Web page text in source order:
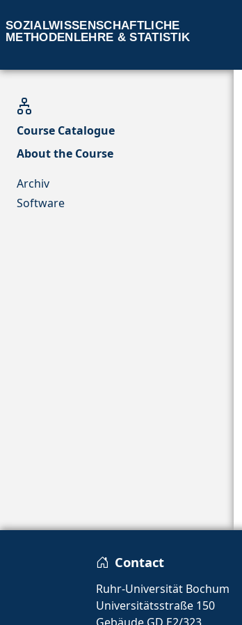
SOZIALWISSENSCHAFTLICHE
METHODENLEHRE & STATISTIK
Course Catalogue
About the Course
Archiv
Software
Contact
Ruhr-Universität Bochum
Universitätsstraße 150